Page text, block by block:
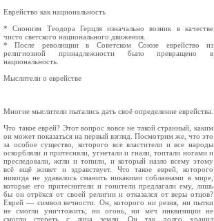
Еврейство как национальность
* Сионизм Теодора Герцля изначально возник в качестве
чисто светского национального движения.
* После революции в Советском Союзе еврейство из
религиозной принадлежности было превращено в
национальность.
Мыслители о еврействе
Многие мыслители пытались дать своё определение еврейства.
Что такое еврей? Этот вопрос вовсе не такой странный, каким
он может показаться на первый взгляд. Посмотрим же, что это
за особое существо, которого все властители и все народы
оскорбляли и притесняли, угнетали и гнали, топтали ногами и
преследовали, жгли и топили, и который назло всему этому
всё ещё живет и здравствует. Что такое еврей, которого
никогда не удавалось сманить никакими соблазнами в мире,
которые его притеснители и гонители предлагали ему, лишь
бы он отрёкся от своей религии и отказался от веры отцов?
Еврей — символ вечности. Он, которого ни резня, ни пытки
не смогли уничтожить; ни огонь, ни меч инквизиции не
смогли стереть с лица земли. Он так долго хранил